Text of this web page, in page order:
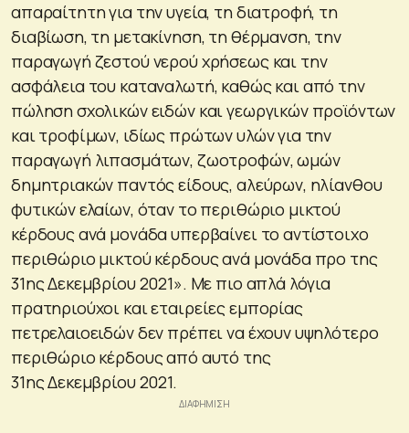
απαραίτητη για την υγεία, τη διατροφή, τη
διαβίωση, τη μετακίνηση, τη θέρμανση, την
παραγωγή ζεστού νερού χρήσεως και την
ασφάλεια του καταναλωτή, καθώς και από την
πώληση σχολικών ειδών και γεωργικών προϊόντων
και τροφίμων, ιδίως πρώτων υλών για την
παραγωγή λιπασμάτων, ζωοτροφών, ωμών
δημητριακών παντός είδους, αλεύρων, ηλίανθου
φυτικών ελαίων, όταν το περιθώριο μικτού
κέρδους ανά μονάδα υπερβαίνει το αντίστοιχο
περιθώριο μικτού κέρδους ανά μονάδα προ της
31ης Δεκεμβρίου 2021». Με πιο απλά λόγια
πρατηριούχοι και εταιρείες εμπορίας
πετρελαιοειδών δεν πρέπει να έχουν υψηλότερο
περιθώριο κέρδους από αυτό της
31ης Δεκεμβρίου 2021.